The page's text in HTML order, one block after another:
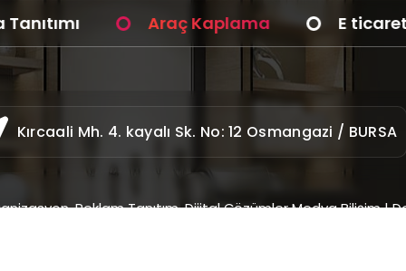
Araç Kaplama E ticaret
Kırcaali Mh. 4. kayalı Sk. No: 12 Osmangazi / BURSA
Reklam Tanıtım, Dijital Çözümler Medya Bilişim|